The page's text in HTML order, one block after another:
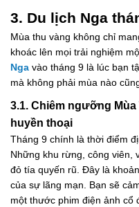
3. Du lịch Nga
Mùa thu vàng không chỉ
khoác lên mọi trải nghiệm
Nga vào tháng 9 là lúc bạn
mà không phải mùa nào
3.1. Chiêm ngưỡng
huyền thoại
Tháng 9 chính là thời điểm
Những khu rừng, công viên,
đỏ tía quyến rũ. Đây là
của sự lãng mạn. Bạn sẽ
một thước phim điện ảnh cổ